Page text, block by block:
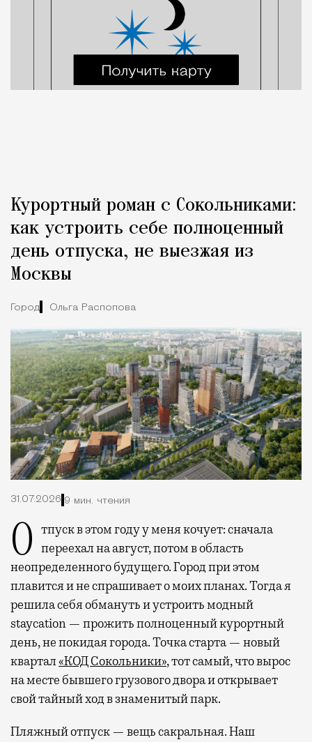
Курортный роман с Сокольниками:
как устроить себе полноценный
день отпуска, не выезжая из
Москвы
Город Ольга Распопова
31.07.2026 9 мин. чтения
Отпуск в этом году у меня кочует: сначала переехал на август, потом в область
неопределенного будущего. Город при этом
плавится и не спрашивает о моих планах. Тогда я
решила себя обмануть и устроить модный
staycation — прожить полноценный курортный
день, не покидая города. Точка старта — новый
квартал«КОД Сокольники», тот самый, что вырос
на месте бывшего грузового двора и открывает
свой тайный ход в знаменитый парк.
Пляжный отпуск — вещь сакральная. Наш